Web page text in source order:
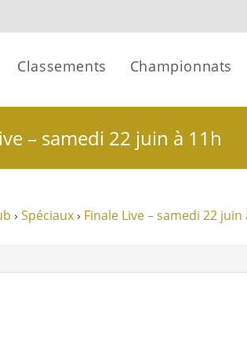
Classements Championnats
– samedi 22 juin à 11h
› Spéciaux › Finale Live – samedi 22 juin